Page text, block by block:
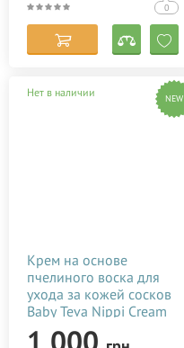
0
Нет в наличии NEW
Крем на основе
пчелиного воска для
ухода за кожей сосков
Baby Teva Nippi Cream
50 мл